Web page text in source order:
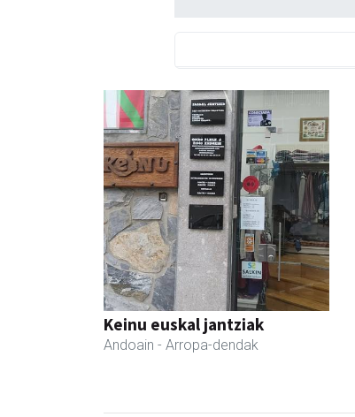
Keinu euskal jantziak
Andoain - Arropa-dendak